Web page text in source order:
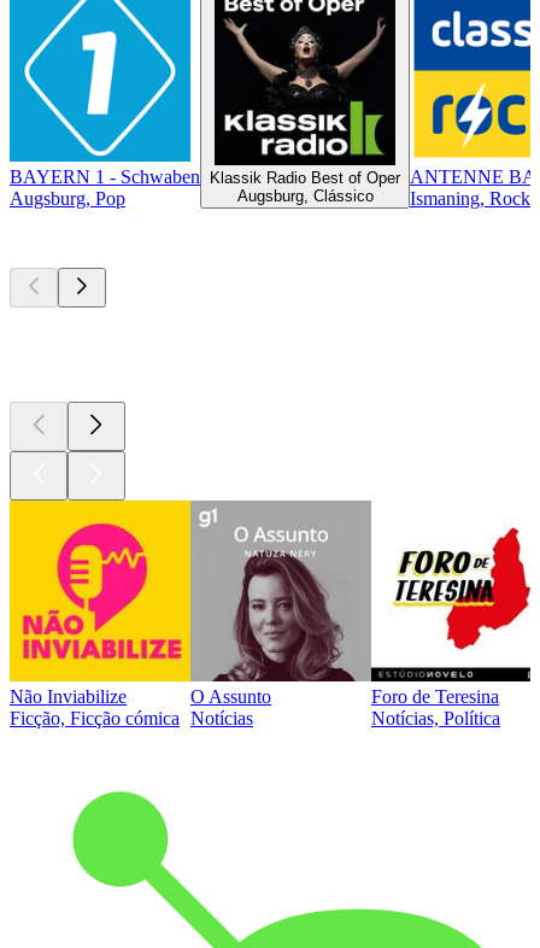
BAYERN 1 - Schwaben
Augsburg, Pop
Klassik Radio Best of Oper
Augsburg, Clássico
ANTENNE
Ismaning, Rock
Não Inviabilize
Ficção, Ficção cómica
O Assunto
Notícias
Foro de Teresina
Notícias, Política